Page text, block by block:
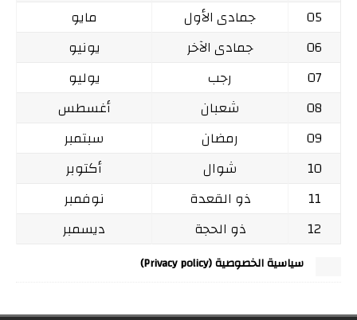
05
جمادى الأول
مايو
06
جمادى الآخر
يونيو
07
رجب
يوليو
08
شعبان
أغسطس
09
رمضان
سبتمبر
10
شوال
أكتوبر
11
ذو القعدة
نوفمبر
12
ذو الحجة ديسمبر
سياسية الخصوصية (Privacy policy)